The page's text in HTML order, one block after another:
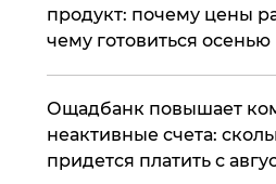
продукт: почему цены
чему готовиться осенью
​Ощадбанк повышает
неактивные счета:
придется платить с